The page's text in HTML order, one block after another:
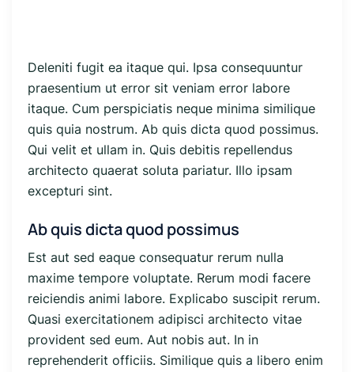
Deleniti fugit ea itaque qui. Ipsa consequuntur
praesentium ut error sit veniam error labore
itaque. Cum perspiciatis neque minima similique
quis quia nostrum. Ab quis dicta quod possimus.
Qui velit et ullam in. Quis debitis repellendus
architecto quaerat soluta pariatur. Illo ipsam
excepturi sint.
Ab quis dicta quod possimus
Est aut sed eaque consequatur rerum nulla
maxime tempore voluptate. Rerum modi facere
reiciendis animi labore. Explicabo suscipit rerum.
Quasi exercitationem adipisci architecto vitae
provident sed eum. Aut nobis aut. In in
reprehenderit officiis. Similique quis a libero enim